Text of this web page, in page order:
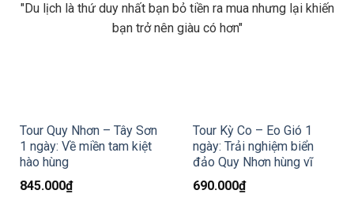
"Du lịch là thứ duy nhất bạn bỏ tiền ra mua nhưng lại khiến
bạn trở nên giàu có hơn"
Tour Quy Nhơn – Tây Sơn
1 ngày: Về miền tam kiệt
hào hùng
845.000₫
Tour Kỳ Co – Eo Gió 1
ngày: Trải nghiệm biển
đảo Quy Nhơn hùng vĩ
690.000₫